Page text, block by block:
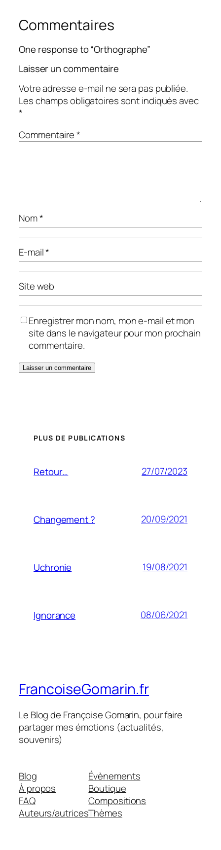
Commentaires
One response to “Orthographe”
Laisser un commentaire
Votre adresse e-mail ne sera pas publiée.
Les champs obligatoires sont indiqués avec
*
Commentaire*
Nom*
E-mail*
Site web
Enregistrer mon nom, mon e-mail et mon
site dans le navigateur pour mon prochain
commentaire.
PLUS DE PUBLICATIONS
Retour… 27/07/2023
Changement ? 20/09/2021
Uchronie 19/08/2021
Ignorance 08/06/2021
FrancoiseGomarin.fr
Le Blog de Françoise Gomarin, pour faire
partager mes émotions (actualités,
souvenirs)
Blog
À propos
FAQ
Auteurs/autrices
Évènements
Boutique
Compositions
Thèmes